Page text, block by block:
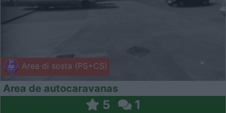
Area di sosta (PS+CS)
Area de autocaravanas
5 1